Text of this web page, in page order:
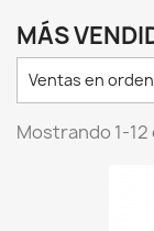
MÁS
Ventas en
Mostrando 1-